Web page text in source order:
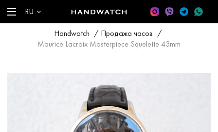
RU
Handwatch / Продажа часов /
Maurice Lacroix Masterpiece Squelette 43mm